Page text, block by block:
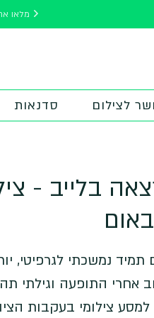
לצילום סדנאות
בלייב -
תמיד נמשכתי לגרפיטי,
אחרי התופעה וגילתי
צילומי בעקבות